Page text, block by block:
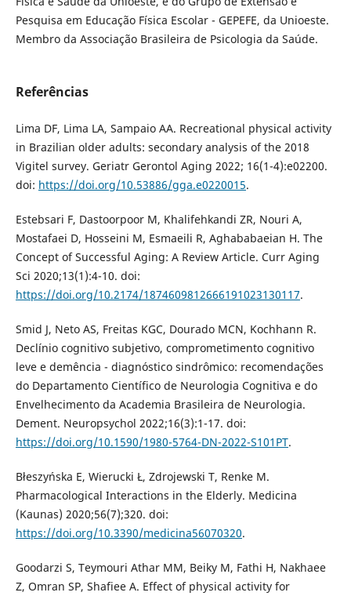
Pesquisa em Educação Física Escolar - GEPEFE, da Unioeste.
Membro da Associação Brasileira de Psicologia da Saúde.
Referências
Lima DF, Lima LA, Sampaio AA. Recreational physical activity
in Brazilian older adults: secondary analysis of the 2018
Vigitel survey. Geriatr Gerontol Aging 2022; 16(1-4):e02200.
doi: https://doi.org/10.53886/gga.e0220015.
Estebsari F, Dastoorpoor M, Khalifehkandi ZR, Nouri A,
Mostafaei D, Hosseini M, Esmaeili R, Aghababaeian H. The
Concept of Successful Aging: A Review Article. Curr Aging
Sci 2020;13(1):4-10. doi:
https://doi.org/10.2174/1874609812666191023130117.
Smid J, Neto AS, Freitas KGC, Dourado MCN, Kochhann R.
Declínio cognitivo subjetivo, comprometimento cognitivo
leve e demência - diagnóstico sindrômico: recomendações
do Departamento Científico de Neurologia Cognitiva e do
Envelhecimento da Academia Brasileira de Neurologia.
Dement. Neuropsychol 2022;16(3):1-17. doi:
https://doi.org/10.1590/1980-5764-DN-2022-S101PT.
Błeszyńska E, Wierucki Ł, Zdrojewski T, Renke M.
Pharmacological Interactions in the Elderly. Medicina
(Kaunas) 2020;56(7);320. doi:
https://doi.org/10.3390/medicina56070320.
Goodarzi S, Teymouri Athar MM, Beiky M, Fathi H, Nakhaee
Z, Omran SP, Shafiee A. Effect of physical activity for